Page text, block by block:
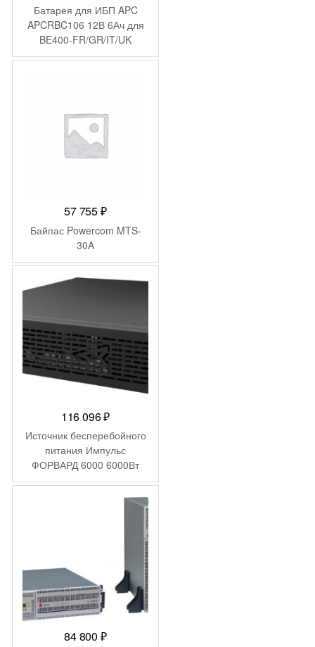
Батарея для ИБП APC
APCRBC106 12В 6Ач для
BE400-FR/GR/IT/UK
57 755₽
Байпас Powercom MTS-
30A
116 096₽
Источник бесперебойного
питания Импульс
ФОРВАРД 6000 6000Вт
6000ВА черный
84 800₽